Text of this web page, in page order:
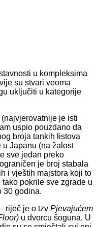
u kompleksima
su stvari veoma
uključiti u kategorije
je isti
uspio pouzdano da
broja tankih listova
u Japanu (na žalost
sve jedan preko
je broj stabala
i vještih majstora koji to
pokrile sve zgrade u
30 godina.
riječ je o tzv Pjevajućem
u dvorcu šoguna. U